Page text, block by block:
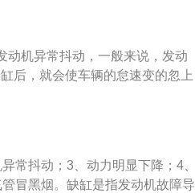
发动机缺缸的原因与供油系统
，没有燃烧的可燃混合气体被排
状态。4、启动困难、发动机熄
发动机汽缸数越少或者缺缸缸数
动机异常抖动，一般来说，发动
后，就会使车辆的怠速变的忽上
汽车的动力是压缩发动机气缸
容易熄火，发动机缺缸数越
动机缺缸后，缸内的燃料得不
常抖动；3、动力明显下降；4、
冒黑烟。缺缸是指发动机故障导